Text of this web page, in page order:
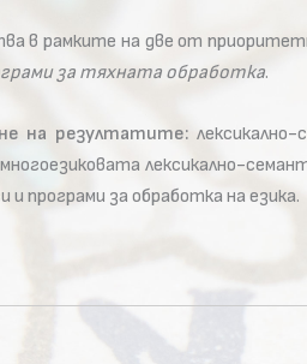
в рамките на две от
за тяхната обработка.
на резултатите:
лексикално-
и програми за обработка на езика.